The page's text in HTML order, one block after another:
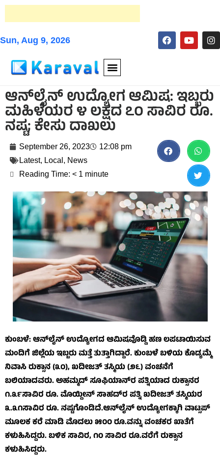
Sun, Aug 9, 2026
ಆನ್‌ಲೈನ್ ಉದ್ಯೋಗ ಆಮಿಷ: ಇಬ್ಬರು
ಮಹಿಳೆಯರ ೪ ಲಕ್ಷದ ೭೦ ಸಾವಿರ ರೂ.
ನಷ್ಟ; ಕೇಸು ದಾಖಲು
September 26, 2023
12:08 pm
Latest, Local , News
Reading Time: < 1 minute
ಕುಂಬಳೆ: ಆನ್‌ಲೈನ್ ಉದ್ಯೋಗದ ಆಮಿಷವೊಡ್ಡಿ ಹಣ ಲಪಟಾಯಿಸುವ
ಮಂದಿಗೆ ಜಿಲ್ಲೆಯ ಇಬ್ಬರು ಮತ್ತೆ ತುತ್ತಾಗಿದ್ದಾರೆ. ಕುಂಬಳೆ ಬಳಿಯ ಕೊಡ್ಯಮ್ಮೆ
ನಿವಾಸಿ ರುಕ್ಸಾನ (೩೦), ಖದೀಜತ್ ತಸ್ಮಿಯ (೨೬) ವಂಚನೆಗೆ
ಬಲಿಯಾದವರು. ಅಹಮ್ಮದ್ ಸೂಫಿಯಾನ್‌ರ ಪತ್ನಿಯಾದ ರುಕ್ಸಾನರ
೧.೩೯ಸಾವಿರ ರೂ. ಮೊಯ್ದೀನ್ ಸಾಹದ್‌ರ ಪತ್ನಿ ಖದೀಜತ್ ತಸ್ಮಿಯರ
೩.೩೧ಸಾವಿರ ರೂ. ನಷ್ಟಗೊಂಡಿದೆ.ಆನ್‌ಲೈನ್ ಉದ್ಯೋಗಕ್ಕಾಗಿ ವಾಟ್ಸಪ್
ಮೂಲಕ ಕರೆ ಮಾಡಿ ಮೊದಲು ೫೦೦ ರೂ.ವನ್ನು ವಂಚಕರ ಖಾತೆಗೆ
ಕಳುಹಿಸಿದ್ದರು. ಬಳಿಕ ಸಾವಿರ, ೧೦ ಸಾವಿರ ರೂ.ವರೆಗೆ ರುಕ್ಸಾನ
ಕಳುಹಿಸಿದ್ದರು.